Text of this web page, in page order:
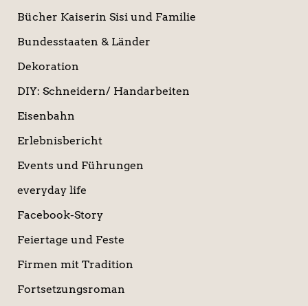
Bücher Kaiserin Sisi und Familie
Bundesstaaten & Länder
Dekoration
DIY: Schneidern/ Handarbeiten
Eisenbahn
Erlebnisbericht
Events und Führungen
everyday life
Facebook-Story
Feiertage und Feste
Firmen mit Tradition
Fortsetzungsroman